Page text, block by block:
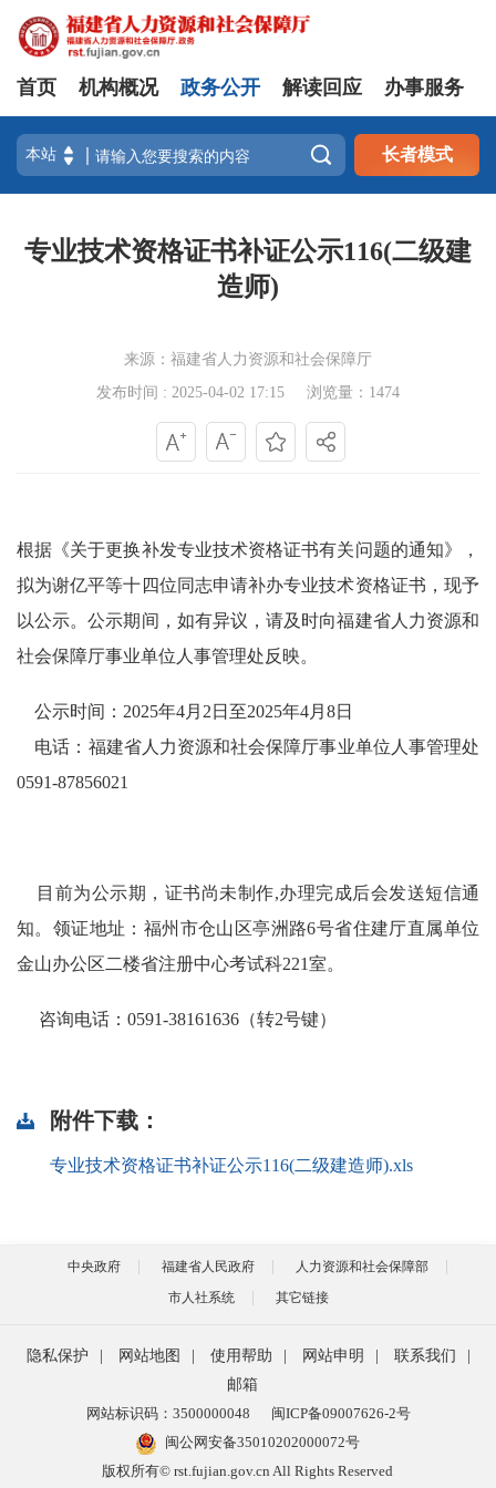
首页 机构概况 政务公开 解读回应 办事服务
 长者模式
专业技术资格证书补证公示116(二级建
造师)
来源：福建省人力资源和社会保障厅
发布时间 : 2025-04-02 17:15
浏览量：1474
根据《关于更换补发专业技术资格证书有关问题的通知》，
拟为谢亿平等十四位同志申请补办专业技术资格证书，现予
以公示。公示期间，如有异议，请及时向福建省人力资源和
社会保障厅事业单位人事管理处反映。
公示时间： 2025年4月2 日至2025年4月8日
电话：福建省人力资源和社会保障厅事业单位人事管理处
0591-87856021
目前为公示期，证书尚未制作,办理完成后会发送短信通
知。领证地址：福州市仓山区亭洲路6号省住建厅直属单位
金山办公区二楼省注册中心考试科221室。
咨询电话： 0591-38161636（转2号键）
附件下载：
专业技术资格证书补证公示116(二级建造师).xls
中央政府 福建省人民政府
人力资源和社会保障部
市人社系统
其它链接
隐私保护 网站地图 使用帮助 网站申明 联系我们
邮箱
网站标识码：3500000048
闽ICP备09007626-2号
闽公网安备35010202000072号
版权所有© rst.fujian.gov.cn All Rights Reserved